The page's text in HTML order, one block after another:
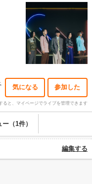
気になる 参加した
ると、マイページでライブを管理できます
ー（1件）
編集する